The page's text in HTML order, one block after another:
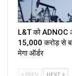
L&T को
₹15,000 करोड़ से
मेगा ऑर्डर
PREV NEXT